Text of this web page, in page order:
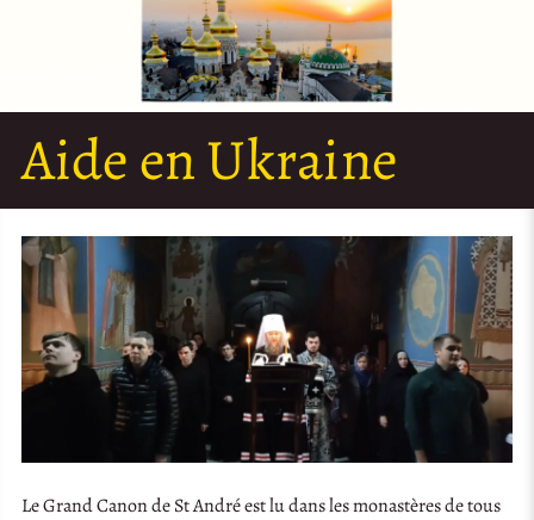
Aide en Ukraine
Le Grand Canon de St André est lu dans les monastères de tous